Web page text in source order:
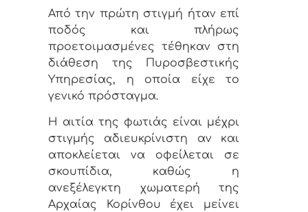
Από την πρώτη στιγμή ήταν επί
ποδός και πλήρως
προετοιμασμένες τέθηκαν στη
διάθεση της Πυροσβεστικής
Υπηρεσίας, η οποία είχε το
γενικό πρόσταγμα.
Η αιτία της φωτιάς είναι μέχρι
στιγμής αδιευκρίνιστη αν και
αποκλείεται να οφείλεται σε
σκουπίδια, καθώς η
ανεξέλεγκτη χωματερή της
Αρχαίας Κορίνθου έχει μείνει